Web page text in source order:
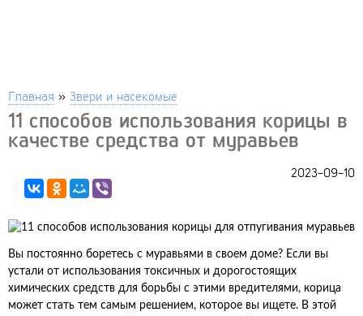
Главная » Звери и насекомые
11 способов использования корицы в
качестве средства от муравьев
2023-09-10
Вы постоянно боретесь с муравьями в своем доме? Если вы
устали от использования токсичных и дорогостоящих
химических средств для борьбы с этими вредителями, корица
может стать тем самым решением, которое вы ищете. В этой